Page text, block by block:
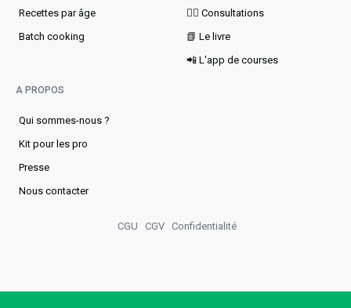
Recettes par âge
Batch cooking
👩‍⚕️ Consultations
📗 Le livre
📲 L'app de courses
A PROPOS
Qui sommes-nous ?
Kit pour les pro
Presse
Nous contacter
CGU CGV Confidentialité